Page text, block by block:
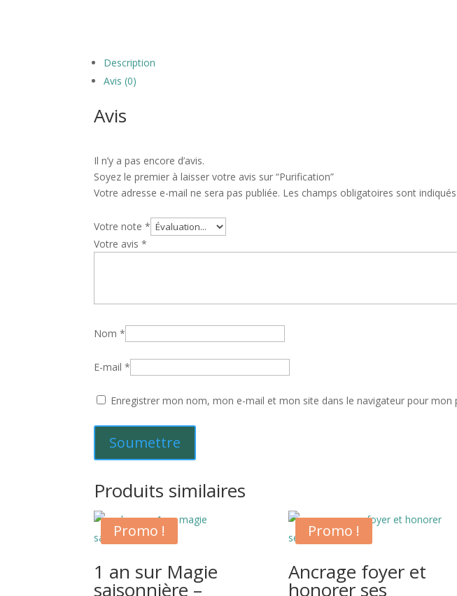
Description
Avis (0)
Avis
Il n’y a pas encore d’avis.
Soyez le premier à laisser votre avis sur “Purification”
Votre adresse e-mail ne sera pas publiée. Les champs obligatoires sont
Votre note*
Votre avis*
Nom*
E-mail*
Enregistrer mon nom, mon e-mail et mon site dans le navigateur pour mon
Produits similaires
Promo !
1 an sur Magie
saisonnière –
Promo !
Ancrage foyer et
honorer ses